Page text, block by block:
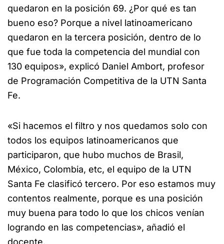
quedaron en la posición 69. ¿Por qué es tan
bueno eso? Porque a nivel latinoamericano
quedaron en la tercera posición, dentro de lo
que fue toda la competencia del mundial con
130 equipos», explicó Daniel Ambort, profesor
de Programación Competitiva de la UTN Santa
Fe.
«Si hacemos el filtro y nos quedamos solo con
todos los equipos latinoamericanos que
participaron, que hubo muchos de Brasil,
México, Colombia, etc, el equipo de la UTN
Santa Fe clasificó tercero. Por eso estamos muy
contentos realmente, porque es una posición
muy buena para todo lo que los chicos venían
logrando en las competencias», añadió el
docente.